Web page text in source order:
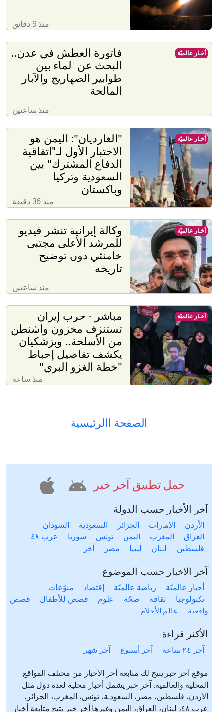
منذ 9 دقائق
فاتورة العطش في عدن..
البحث عن الماء بين
طوابير الصهاريج والآبار
المالحة
منذ ساعتين
أخبار عالميّة
"الغارديان": اليمن هو
الاختبار الأول لـ"اتفاقية
الدفاع المشترك" بين
السعودية وتركيا
وباكستان
منذ 36 دقيقة
أخبار عالميّة
وكالة إيرانية تنشر فيديو
للمرشد الأعلى مجتبى
خامنئي دون توضيح
تاريخه
منذ ساعتين
أخبار عالميّة
مباشر - حرب إيران
تستنزف مخزون واشنطن
من الأسلحة.. وبزشكيان
يكشف تفاصيل إحباط
"خطة الغزو البري"
منذ ساعة
أخبار عالميّة
الصفحة االرئيسية
حمل تطبيق آخر خبر
آخر الأخبار حسب الدولة
الأردن الإمارات الجزائر السعودية
السودان
العراق
المغرب اليمن تونس سوريا
عرب ٤٨
فلسطين
لبنان ليبيا مصر آخَر
آخر الاخبار حسب الموضوع
أخبار عالميّة رياضة عالميّة إقتصاد
منوّعات
تكنولوجيا
ثقافة صحّة علوم قصص للأطفال
قصص
واقعية
عالم الأحلام
الأكثر قراءة
آخر ٢٤ ساعة آخر أسبوع آخر شهر
موقع آخر خبر يتيح لك متابعة آخر الأخبار من مختلف المواقع
المحلية والعالمية. آخر خبر يشمل أخبار محلية لعدة دول مثل
الأردن، فلسطين، مصر، السعودية، تونس، المغرب، الجزائر،
عرب ٤٨، لبنان، العراق، اليمن وغيرها آخر خبر يتيح متابعة أخبار